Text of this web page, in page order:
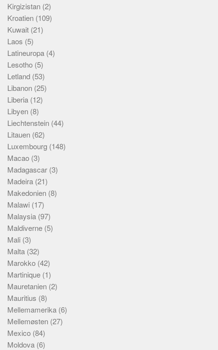
Kirgizistan (2)
Kroatien (109)
Kuwait (21)
Laos (5)
Latineuropa (4)
Lesotho (5)
Letland (53)
Libanon (25)
Liberia (12)
Libyen (8)
Liechtenstein (44)
Litauen (62)
Luxembourg (148)
Macao (3)
Madagascar (3)
Madeira (21)
Makedonien (8)
Malawi (17)
Malaysia (97)
Maldiverne (5)
Mali (3)
Malta (32)
Marokko (42)
Martinique (1)
Mauretanien (2)
Mauritius (8)
Mellemamerika (6)
Mellemøsten (27)
Mexico (84)
Moldova (6)